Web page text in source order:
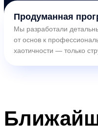
Продуманная
Мы разработали
от основ к
хаотичности — только